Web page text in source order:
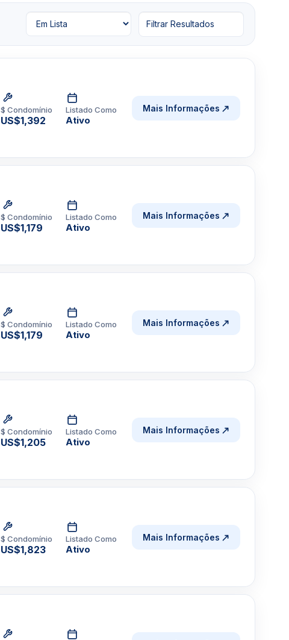
Filtrar Resultados
$ Condomínio
US$1,392
Listado Como
Ativo
Mais Informações
$ Condomínio
US$1,179
Listado Como
Ativo
Mais Informações
$ Condomínio
US$1,179
Listado Como
Ativo
Mais Informações
$ Condomínio
US$1,205
Listado Como
Ativo
Mais Informações
$ Condomínio
US$1,823
Listado Como
Ativo
Mais Informações